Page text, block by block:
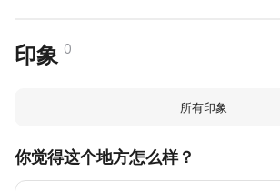
印象 0
所有印象
你觉得这个地方怎么样？